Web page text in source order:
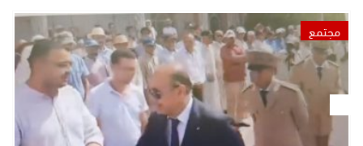
مجتمع